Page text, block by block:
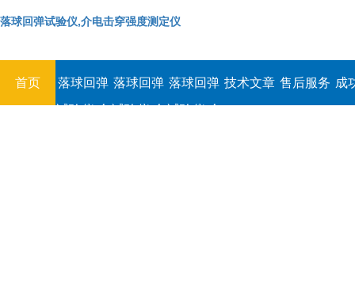
落球回弹试验仪,介电击穿强度测定仪
首页
落球回弹
试验仪,介
落球回弹
试验仪,介
落球回弹
试验仪,介
技术文章 售后服务 成